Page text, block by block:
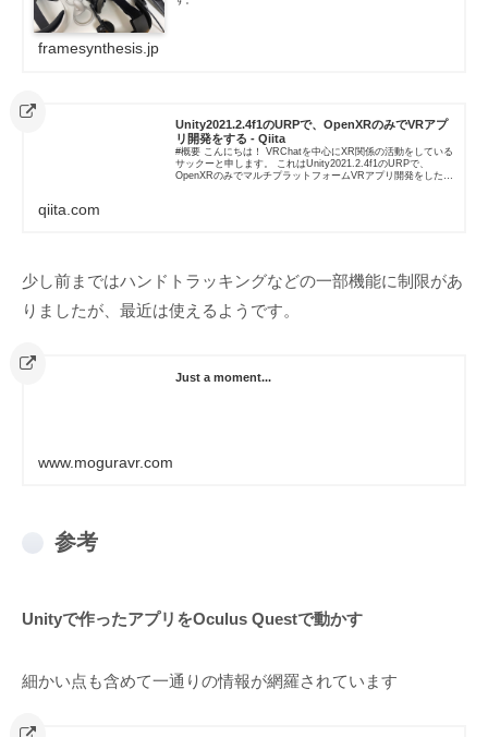
framesynthesis.jp
Unity2021.2.4f1のURPで、OpenXRのみでVRアプ
リ開発をする - Qiita
#概要 こんにちは！ VRChatを中心にXR関係の活動をしている
サックーと申します。 これはUnity2021.2.4f1のURPで、
OpenXRのみでマルチプラットフォームVRアプリ開発をした記
qiita.com
少し前まではハンドトラッキングなどの一部機能に制限があ
りましたが、最近は使えるようです。
Just a moment...
www.moguravr.com
参考
Unityで作ったアプリをOculus Questで動かす
細かい点も含めて一通りの情報が網羅されています